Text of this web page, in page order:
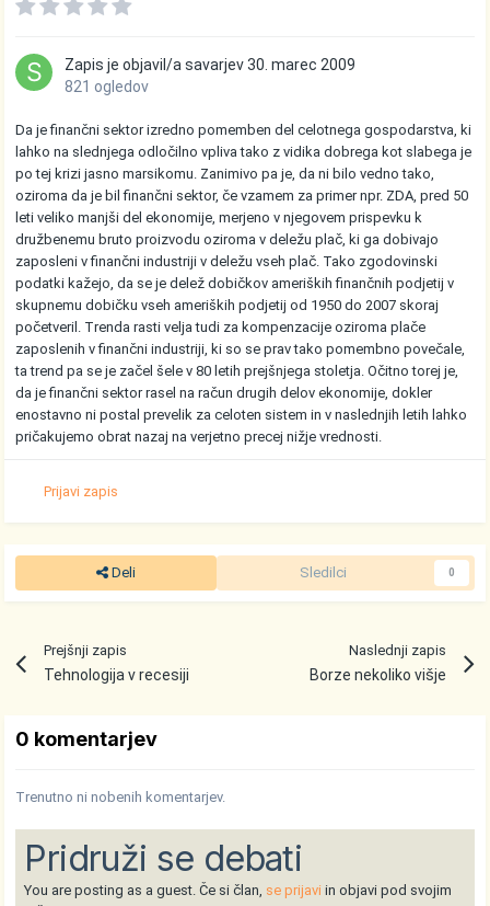
Zapis je objavil/asavarjev 30. marec 2009
821 ogledov
Da je finančni sektor izredno pomemben del celotnega gospodarstva, ki
lahko na slednjega odločilno vpliva tako z vidika dobrega kot slabega je
po tej krizi jasno marsikomu. Zanimivo pa je, da ni bilo vedno tako,
oziroma da je bil finančni sektor, če vzamem za primer npr. ZDA, pred 50
leti veliko manjši del ekonomije, merjeno v njegovem prispevku k
družbenemu bruto proizvodu oziroma v deležu plač, ki ga dobivajo
zaposleni v finančni industriji v deležu vseh plač. Tako zgodovinski
podatki kažejo, da se je delež dobičkov ameriških finančnih podjetij v
skupnemu dobičku vseh ameriških podjetij od 1950 do 2007 skoraj
početveril. Trenda rasti velja tudi za kompenzacije oziroma plače
zaposlenih v finančni industriji, ki so se prav tako pomembno povečale,
ta trend pa se je začel šele v 80 letih prejšnjega stoletja. Očitno torej je,
da je finančni sektor rasel na račun drugih delov ekonomije, dokler
enostavno ni postal prevelik za celoten sistem in v naslednjih letih lahko
pričakujemo obrat nazaj na verjetno precej nižje vrednosti.
Prijavi zapis
Deli Sledilci 0
Prejšnji zapis
Tehnologija v recesiji
Naslednji zapis
Borze nekoliko višje
0 komentarjev
Trenutno ni nobenih komentarjev.
Pridruži se debati
You are posting as a guest. Če si član, se prijavi in objavi pod svojim